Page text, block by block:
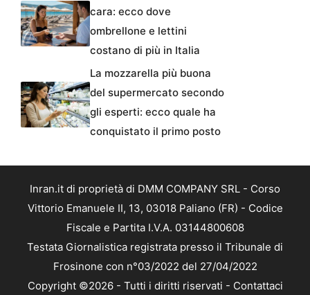
cara: ecco dove
ombrellone e lettini
costano di più in Italia
La mozzarella più buona
del supermercato secondo
gli esperti: ecco quale ha
conquistato il primo posto
Inran.it di proprietà di DMM COMPANY SRL - Corso
Vittorio Emanuele II, 13, 03018 Paliano (FR) - Codice
Fiscale e Partita I.V.A. 03144800608
Testata Giornalistica registrata presso il Tribunale di
Frosinone con n°03/2022 del 27/04/2022
Copyright ©2026 - Tutti i diritti riservati - Contattaci